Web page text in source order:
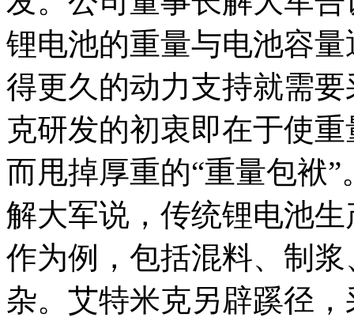
锂电池的重量与电池容
得更久的动力支持就需
克研发的初衷即在于使
而甩掉厚重的“重量包袱”
解大军说，传统锂电池
作为例，包括混料、制
杂。艾特米克另辟蹊径